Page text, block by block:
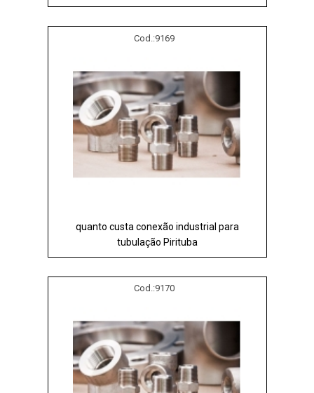
Cod.:9169
quanto custa conexão industrial para
tubulação Pirituba
Cod.:9170